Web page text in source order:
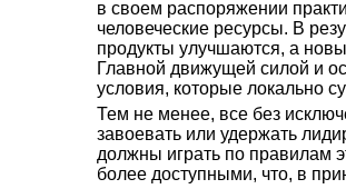
в своем распоряжении
человеческие ресурсы. В
продукты улучшаются, а
Главной движущей силой и
условия, которые локально
Тем не менее, все без
завоевать или удержать
должны играть по правилам
более доступными, что, в